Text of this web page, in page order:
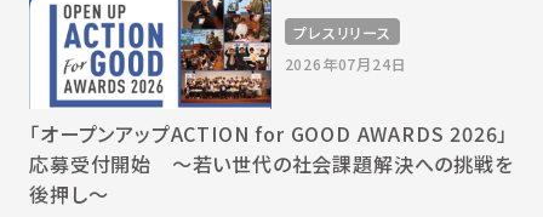
プレスリリース
2026年07月24日
「オープンアップACTION for GOOD AWARDS 2026」
応募受付開始 〜若い世代の社会課題解決への挑戦を
後押し〜